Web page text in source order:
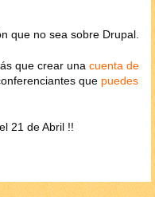
que no sea sobre Drupal.
que crear una cuenta de
que puedes
21 de Abril !!